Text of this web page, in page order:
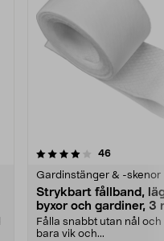
46recensioner
Gardinstänger & -skenor
Strykbart fållband,
byxor och gardiner, 3
Fålla snabbt utan nål
bara vik och...
4.5 av 5 stjärnor